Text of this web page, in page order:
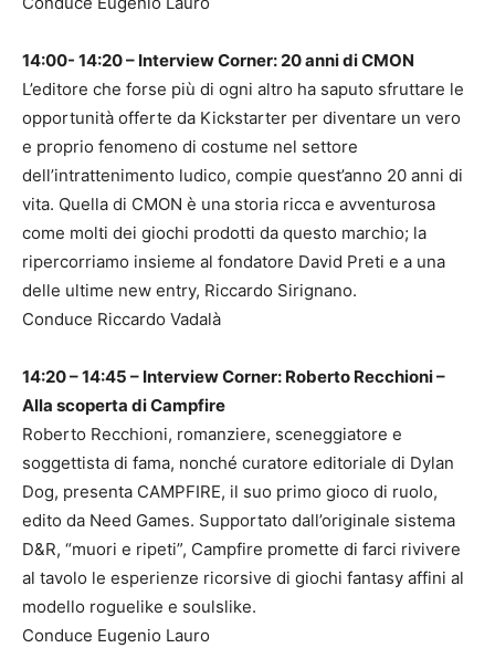
14:00- 14:20 – Interview Corner: 20 anni di CMON
L’editore che forse più di ogni altro ha saputo sfruttare le
opportunità offerte da Kickstarter per diventare un vero
e proprio fenomeno di costume nel settore
dell’intrattenimento ludico, compie quest’anno 20 anni di
vita. Quella di CMON è una storia ricca e avventurosa
come molti dei giochi prodotti da questo marchio; la
ripercorriamo insieme al fondatore David Preti e a una
delle ultime new entry, Riccardo Sirignano.
Conduce Riccardo Vadalà
14:20 – 14:45 – Interview Corner: Roberto Recchioni –
Alla scoperta di Campfire
Roberto Recchioni, romanziere, sceneggiatore e
soggettista di fama, nonché curatore editoriale di Dylan
Dog, presenta CAMPFIRE, il suo primo gioco di ruolo,
edito da Need Games. Supportato dall’originale sistema
D&R, “muori e ripeti”, Campfire promette di farci rivivere
al tavolo le esperienze ricorsive di giochi fantasy affini al
modello roguelike e soulslike.
Conduce Eugenio Lauro